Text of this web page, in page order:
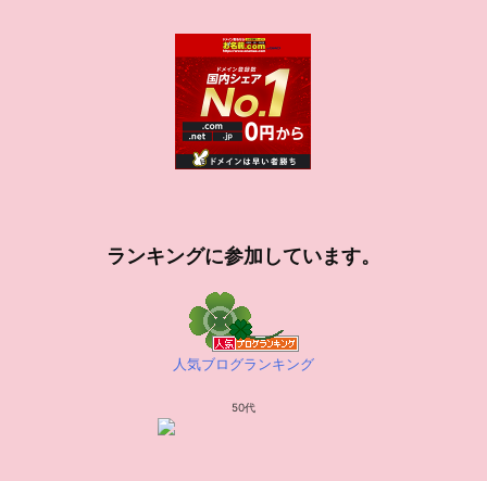
ランキングに参加しています。
人気ブログランキング
50代